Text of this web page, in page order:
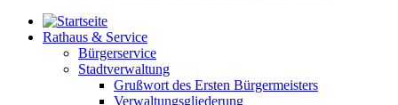
Rathaus & Service
Bürgerservice
Stadtverwaltung
Grußwort des Ersten Bürgermeisters
Verwaltungsgliederung